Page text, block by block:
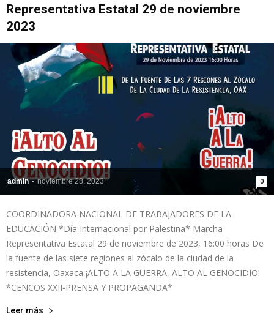
Representativa Estatal 29 de noviembre
2023
admin - noviembre 28, 2023 0
COORDINADORA NACIONAL DE TRABAJADORES DE LA
EDUCACIÓN *Día Internacional por Palestina* Marcha
Representativa Estatal 29 de noviembre de 2023, 16:00 horas De
la fuente de las siete regiones al zócalo de la ciudad de la
resistencia, Oaxaca ¡ALTO A LA GUERRA, ALTO AL GENOCIDIO!
*CENCOS XXII-PRENSA Y PROPAGANDA*
Leer más